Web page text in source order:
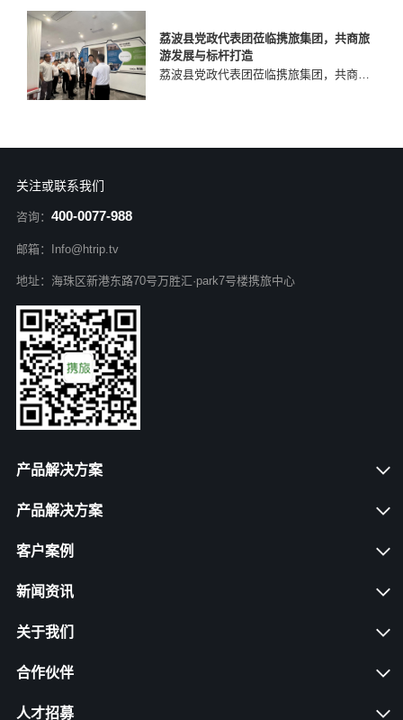
荔波县党政代表团莅临携旅集团，共商旅
游发展与标杆打造
荔波县党政代表团莅临携旅集团，共商旅游发展与标杆打造
产品解决方案
产品解决方案
客户案例
新闻资讯
关于我们
合作伙伴
人才招募
关注或联系我们
咨询： 400-0077-988
邮箱：Info@htrip.tv
地址：海珠区新港东路70号万胜汇·park7号楼携旅中心